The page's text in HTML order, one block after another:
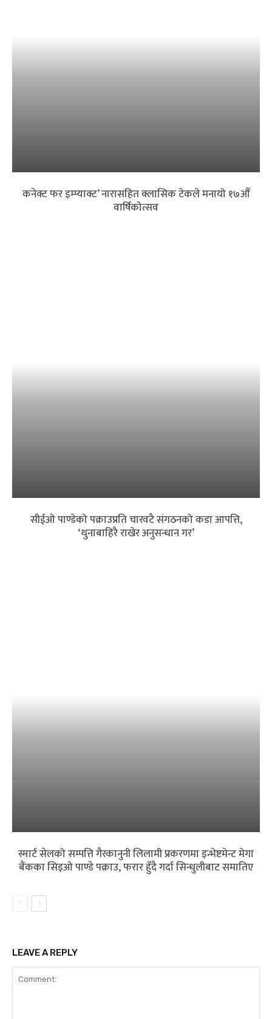
कनेक्ट फर इम्प्याक्ट’ नारासहित क्लासिक टेकले मनायो १७औँ
वार्षिकोत्सव
सीईओ पाण्डेको पक्राउप्रति चारवटै संगठनको कडा आपत्ति,
‘थुनाबाहिरै राखेर अनुसन्धान गर’
स्मार्ट सेलको सम्पत्ति गैरकानुनी लिलामी प्रकरणमा इन्भेष्टमेन्ट मेगा
बैंकका सिइओ पाण्डे पक्राउ, फरार हुँदै गर्दा सिन्धुलीबाट समातिए
LEAVE A REPLY